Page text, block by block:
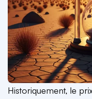
Historiquement, le